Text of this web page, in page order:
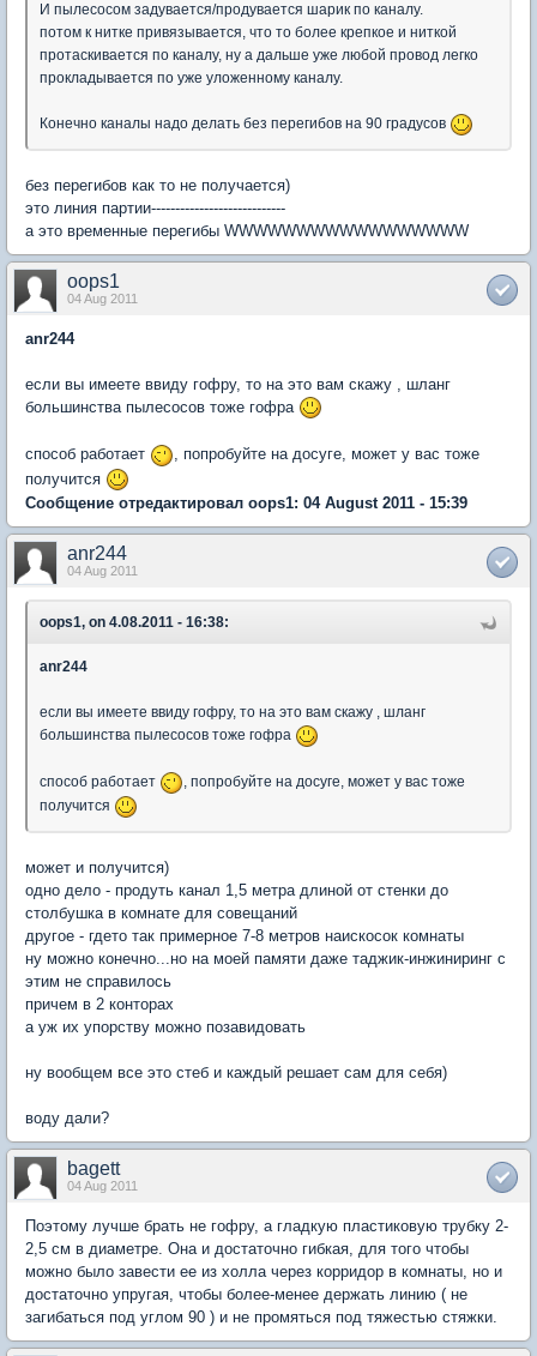
И пылесосом задувается/продувается шарик по каналу.
потом к нитке привязывается, что то более крепкое и ниткой
протаскивается по каналу, ну а дальше уже любой провод легко
прокладывается по уже уложенному каналу.
Конечно каналы надо делать без перегибов на 90 градусов
без перегибов как то не получается)
это линия партии----------------------------
а это временные перегибы WWWWWWWWWWWWWWWWW
oops1
04 Aug 2011
anr244
если вы имеете ввиду гофру, то на это вам скажу , шланг
большинства пылесосов тоже гофра
способ работает
, попробуйте на досуге, может у вас тоже
получится
Сообщение отредактировал oops1: 04 August 2011 - 15:39
anr244
04 Aug 2011
oops1, on 4.08.2011 - 16:38:
anr244
если вы имеете ввиду гофру, то на это вам скажу , шланг
большинства пылесосов тоже гофра
способ работает
, попробуйте на досуге, может у вас тоже
получится
может и получится)
одно дело - продуть канал 1,5 метра длиной от стенки до
столбушка в комнате для совещаний
другое - гдето так примерное 7-8 метров наискосок комнаты
ну можно конечно...но на моей памяти даже таджик-инжиниринг с
этим не справилось
причем в 2 конторах
а уж их упорству можно позавидовать
ну вообщем все это стеб и каждый решает сам для себя)
воду дали?
bagett
04 Aug 2011
Поэтому лучше брать не гофру, а гладкую пластиковую трубку 2-
2,5 см в диаметре. Она и достаточно гибкая, для того чтобы
можно было завести ее из холла через корридор в комнаты, но и
достаточно упругая, чтобы более-менее держать линию ( не
загибаться под углом 90 ) и не промяться под тяжестью стяжки.